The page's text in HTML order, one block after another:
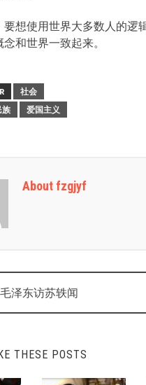
要想使用世界大多数人的逻
和世界一致起来。
社会
族 爱国主义
About fzgjyf
泽东访苏轶闻
THESE POSTS